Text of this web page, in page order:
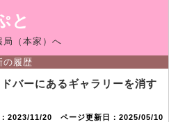
と
局（本家）へ
の履歴
バーにあるギャラリーを消す
2023/11/20 ページ更新日：2025/05/10